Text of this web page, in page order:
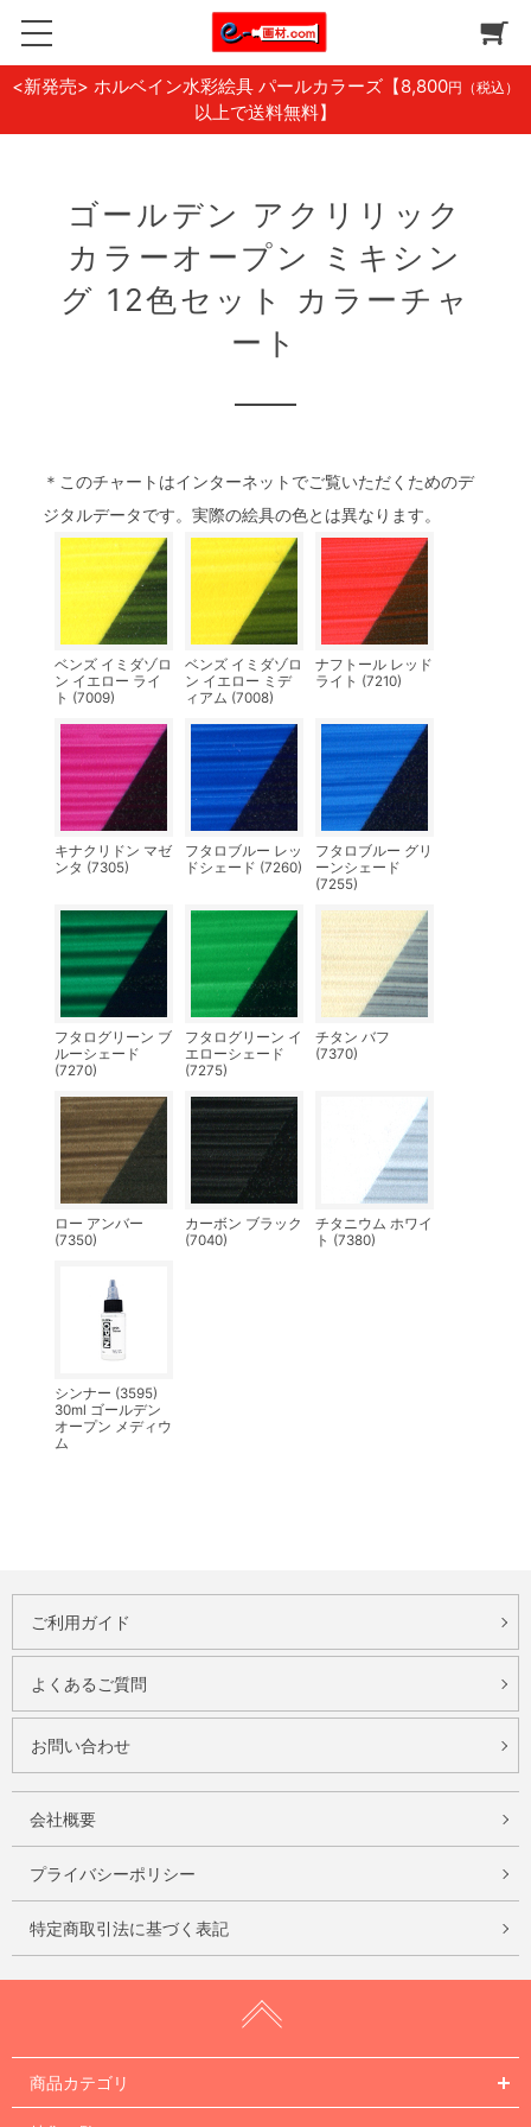
<新発売> ホルベイン水彩絵具 パールカラーズ 【8,800円（税込）
以上で送料無料】
ゴールデン アクリリック
カラーオープン ミキシン
グ 12色セット カラーチャ
ート
＊このチャートはインターネットでご覧いただくためのデ
ジタルデータです。実際の絵具の色とは異なります。
ベンズ イミダゾロ
ン イエロー ライ
ト (7009)
ベンズ イミダゾロ
ン イエロー ミデ
ィアム (7008)
ナフトール レッド
ライト (7210)
キナクリドン マゼ
ンタ (7305)
フタロブルー レッ
ドシェード (7260)
フタロブルー グリ
ーンシェード
(7255)
フタログリーン ブ
ルーシェード
(7270)
フタログリーン イ
エローシェード
(7275)
チタン バフ
(7370)
ロー アンバー
(7350)
カーボン ブラック
(7040)
チタニウム ホワイ
ト (7380)
シンナー (3595)
30ml ゴールデン
オープン メディウ
ム
ご利用ガイド
よくあるご質問
お問い合わせ
会社概要
プライバシーポリシー
特定商取引法に基づく表記
商品カテゴリ